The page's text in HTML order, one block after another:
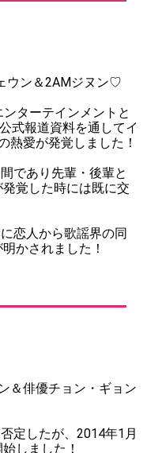
ウン＆2AMジヌン♡
ターテインメントと
式報道資料を通してイ
熱愛が発覚しました！
であり先輩・後輩と
覚した時には既に交
恋人から歌謡界の同
かされました！
＆俳優チョン・ギョン
定したが、2014年1月
しました！